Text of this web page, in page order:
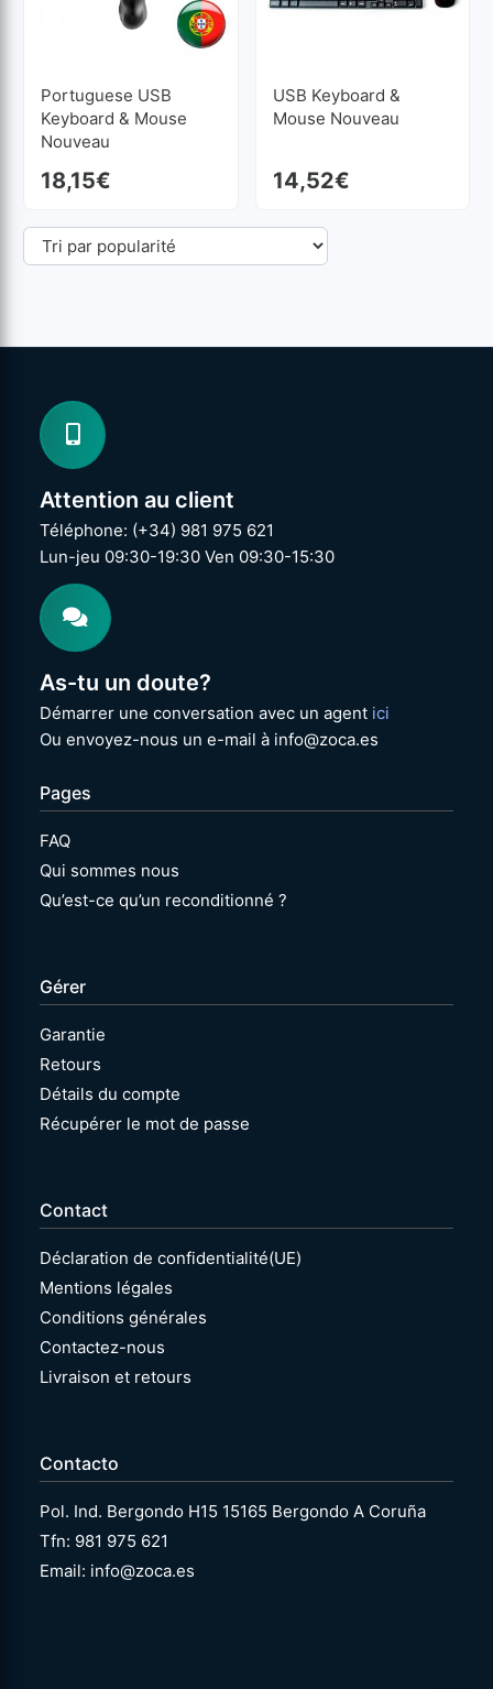
Portuguese USB
Keyboard & Mouse
Nouveau
18,15€
USB Keyboard &
Mouse Nouveau
14,52€
Attention au client
Téléphone: (+34) 981 975 621
Lun-jeu 09:30-19:30 Ven 09:30-15:30
As-tu un doute?
Démarrer une conversation avec un agent ici
Ou envoyez-nous un e-mail à info@zoca.es
Pages
FAQ
Qui sommes nous
Qu’est-ce qu’un reconditionné ?
Gérer
Garantie
Retours
Détails du compte
Récupérer le mot de passe
Contact
Déclaration de confidentialité(UE)
Mentions légales
Conditions générales
Contactez-nous
Livraison et retours
Contacto
Pol. Ind. Bergondo H15 15165 Bergondo A Coruña
Tfn: 981 975 621
Email: info@zoca.es